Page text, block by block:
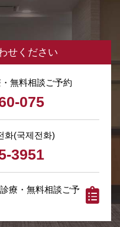
せください
無料相談ご予約
075
화(국제전화)
3951
療・無料相談ご予